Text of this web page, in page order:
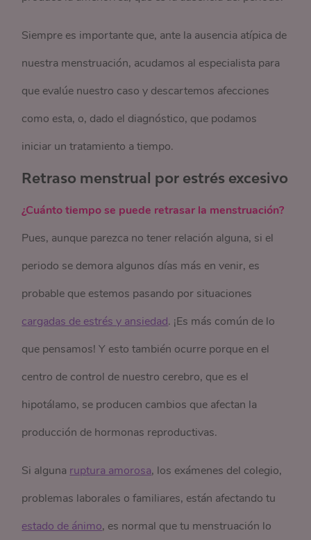
Siempre es importante que, ante la ausencia atípica de
nuestra menstruación, acudamos al especialista para
que evalúe nuestro caso y descartemos afecciones
como esta, o, dado el diagnóstico, que podamos
iniciar un tratamiento a tiempo.
Retraso menstrual por estrés excesivo
¿Cuánto tiempo se puede retrasar la menstruación?
Pues, aunque parezca no tener relación alguna, si el
periodo se demora algunos días más en venir, es
probable que estemos pasando por situaciones
cargadas de estrés y ansiedad. ¡Es más común de lo
que pensamos! Y esto también ocurre porque en el
centro de control de nuestro cerebro, que es el
hipotálamo, se producen cambios que afectan la
producción de hormonas reproductivas.
Si alguna ruptura amorosa, los exámenes del colegio,
problemas laborales o familiares, están afectando tu
estado de ánimo, es normal que tu menstruación lo